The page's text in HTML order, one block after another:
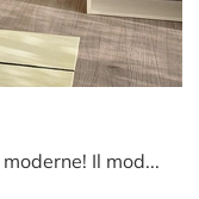
Clicca e scopri le Librerie divisorie moderne! Il modello Infinity N128 Colombini Casa saprà ultimare un soggiorno pratico e operativo.